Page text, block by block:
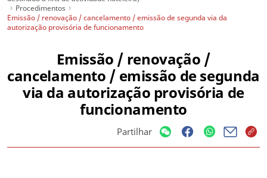
Procedimentos
Emissão / renovação / cancelamento / emissão de segunda via da
autorização provisória de funcionamento
Emissão / renovação /
cancelamento / emissão de segunda
via da autorização provisória de
funcionamento
Partilhar